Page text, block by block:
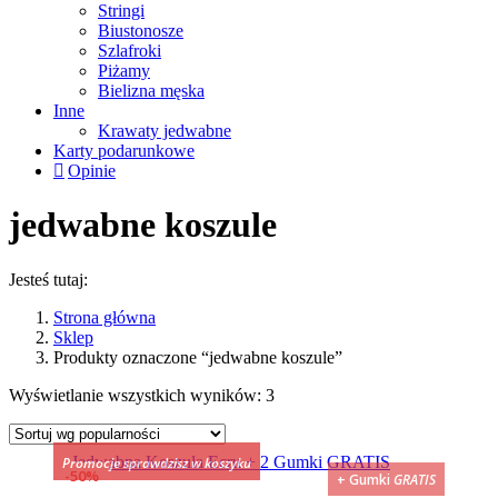
Stringi
Biustonosze
Szlafroki
Piżamy
Bielizna męska
Inne
Krawaty jedwabne
Karty podarunkowe
Opinie
jedwabne koszule
Jesteś tutaj:
Strona główna
Sklep
Produkty oznaczone “jedwabne koszule”
Wyświetlanie wszystkich wyników: 3Posortowane
50%
Promocje sprawdzisz w koszyku
+ Gumki GRATIS